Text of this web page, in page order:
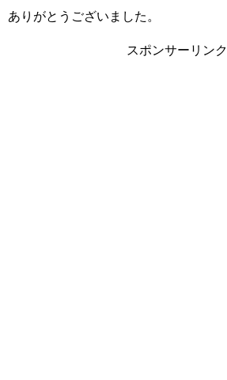
ありがとうございました。
スポンサーリンク